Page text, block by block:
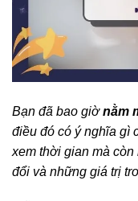
Bạn đã bao giờnằm
điều đó có ý nghĩa gì
xem thời gian mà
đổi và những giá trị